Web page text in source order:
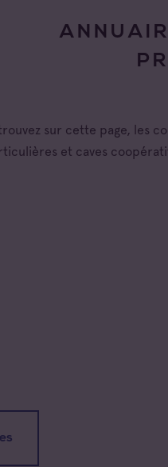
sur cette page, les
et caves